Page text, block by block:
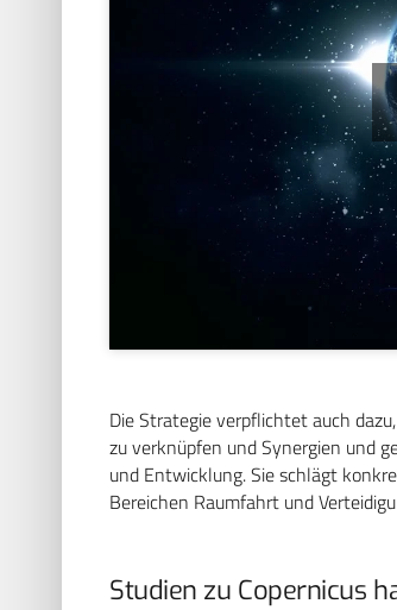
Die Strategie verpflichtet auch
zu verknüpfen und Synergien und
und Entwicklung. Sie schlägt
Bereichen Raumfahrt und
Studien zu Copernicus